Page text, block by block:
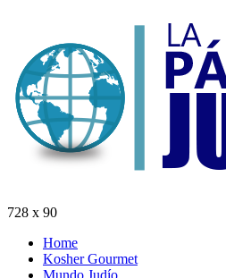
728 x 90
Home
Kosher Gourmet
Mundo Judío